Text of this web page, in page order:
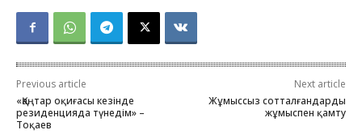
Previous article
«Қаңтар оқиғасы кезінде
резиденцияда түнедім» –
Тоқаев
Next article
Жұмыссыз сотталғандарды
жұмыспен қамту